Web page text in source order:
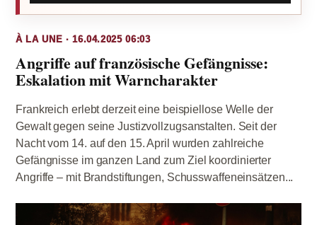
À LA UNE · 16.04.2025 06:03
Angriffe auf französische Gefängnisse:
Eskalation mit Warncharakter
Frankreich erlebt derzeit eine beispiellose Welle der
Gewalt gegen seine Justizvollzugsanstalten. Seit der
Nacht vom 14. auf den 15. April wurden zahlreiche
Gefängnisse im ganzen Land zum Ziel koordinierter
Angriffe – mit Brandstiftungen, Schusswaffeneinsätzen...